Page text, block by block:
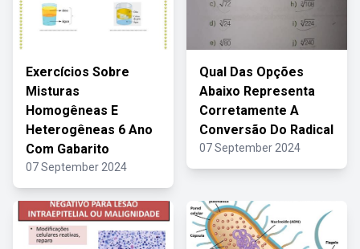
Exercícios Sobre
Misturas
Homogêneas E
Heterogêneas 6 Ano
Com Gabarito
07 September 2024
Qual Das Opções
Abaixo Representa
Corretamente A
Conversão Do Radical
07 September 2024